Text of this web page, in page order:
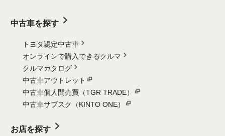
中古車を探す
トヨタ認定中古車
オンラインで購入できるクルマ
クルマカタログ
中古車アウトレット
中古車個人間売買（TGR TRADE）
中古車サブスク（KINTO ONE）
お店を探す